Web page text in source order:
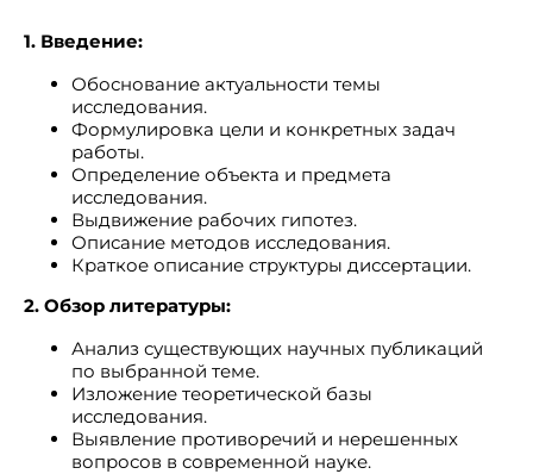
1. Введение:
Обоснование актуальности темы
исследования.
Формулировка цели и конкретных задач
работы.
Определение объекта и предмета
исследования.
Выдвижение рабочих гипотез.
Описание методов исследования.
Краткое описание структуры диссертации.
2. Обзор литературы:
Анализ существующих научных публикаций
по выбранной теме.
Изложение теоретической базы
исследования.
Выявление противоречий и нерешенных
вопросов в современной науке.